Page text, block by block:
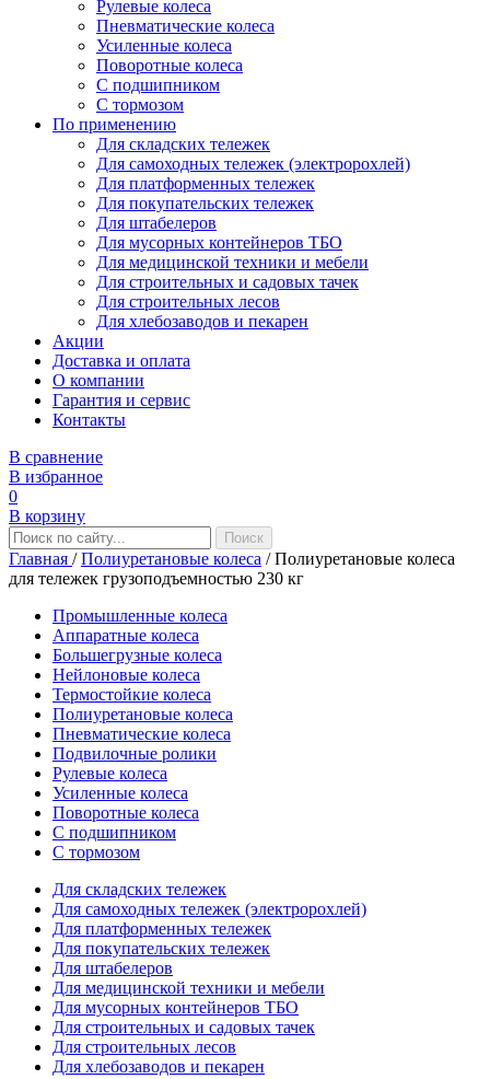
Рулевые колеса
Пневматические колеса
Усиленные колеса
Поворотные колеса
С подшипником
С тормозом
По применению
Для складских тележек
Для самоходных тележек (электророхлей)
Для платформенных тележек
Для покупательских тележек
Для штабелеров
Для мусорных контейнеров ТБО
Для медицинской техники и мебели
Для строительных и садовых тачек
Для строительных лесов
Для хлебозаводов и пекарен
Акции
Доставка и оплата
О компании
Гарантия и сервис
Контакты
В сравнение
В избранное
0
В корзину
Главная / Полиуретановые колеса / Полиуретановые колеса
для тележек грузоподъемностью 230 кг
Промышленные колеса
Аппаратные колеса
Большегрузные колеса
Нейлоновые колеса
Термостойкие колеса
Полиуретановые колеса
Пневматические колеса
Подвилочные ролики
Рулевые колеса
Усиленные колеса
Поворотные колеса
С подшипником
С тормозом
Для складских тележек
Для самоходных тележек (электророхлей)
Для платформенных тележек
Для покупательских тележек
Для штабелеров
Для медицинской техники и мебели
Для мусорных контейнеров ТБО
Для строительных и садовых тачек
Для строительных лесов
Для хлебозаводов и пекарен